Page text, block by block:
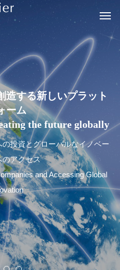
造する新しいプラ ット
ーム
ating the future globally
投資とグローバルなイノベー
のアクセス
and Accessing Global